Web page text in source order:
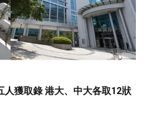
人獲取錄 港大、中大各取12狀